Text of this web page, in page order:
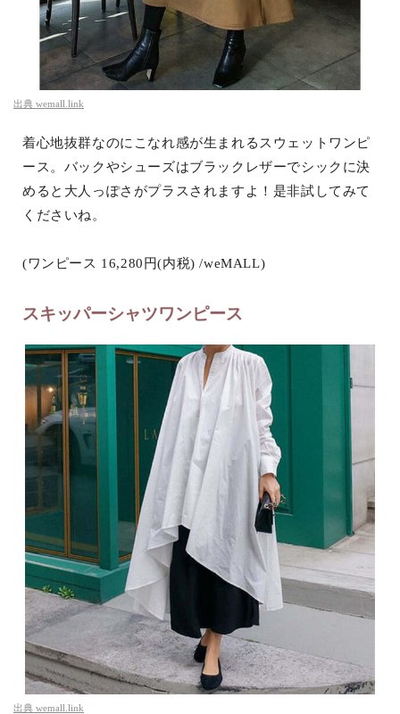
出典 wemall.link
着心地抜群なのにこなれ感が生まれるスウェットワンピ
ース。バックやシューズはブラックレザーでシックに決
めると大人っぽさがプラスされますよ！是非試してみて
くださいね。
(ワンピース 16,280円(内税) /weMALL)
スキッパーシャツワンピース
出典 wemall.link